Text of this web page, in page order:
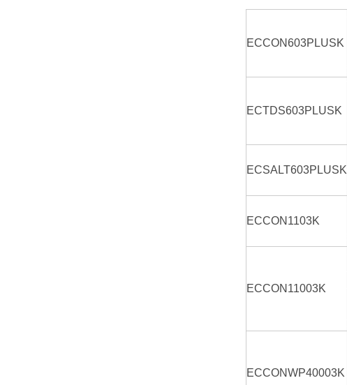
ECCON603PLUSK
ECTDS603PLUSK
ECSALT603PLUSK
ECCON1103K
ECCON11003K
ECCONWP40003K